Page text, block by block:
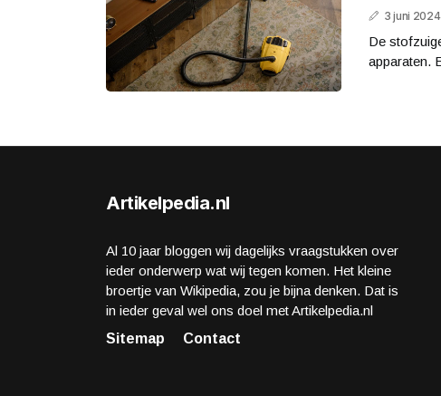
3 juni 2024
De
apparaten.
Artikelpedia.nl
Al 10 jaar bloggen wij dagelijks vraagstukken over
ieder onderwerp wat wij tegen komen. Het kleine
broertje van Wikipedia, zou je bijna denken. Dat is
in ieder geval wel ons doel met Artikelpedia.nl
Sitemap
Contact